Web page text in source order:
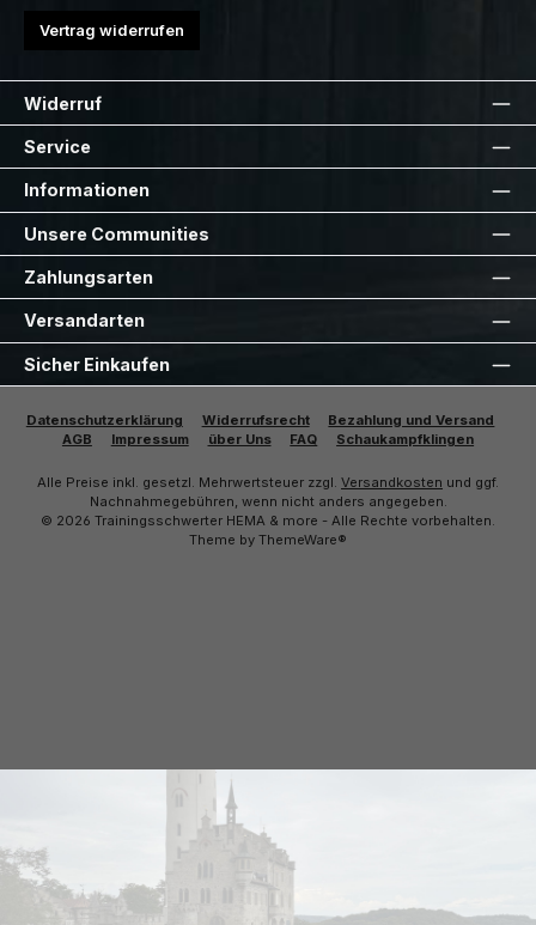
Vertrag widerrufen
Widerruf
Service
Informationen
Unsere Communities
Zahlungsarten
Versandarten
Sicher Einkaufen
Datenschutzerklärung Widerrufsrecht
Bezahlung und Versand
AGB
Impressum über Uns FAQ Schaukampfklingen
Alle Preise inkl. gesetzl. Mehrwertsteuer zzgl. Versandkosten und ggf.
Nachnahmegebühren, wenn nicht anders angegeben.
© 2026 Trainingsschwerter HEMA & more - Alle Rechte vorbehalten.
Theme by ThemeWare®